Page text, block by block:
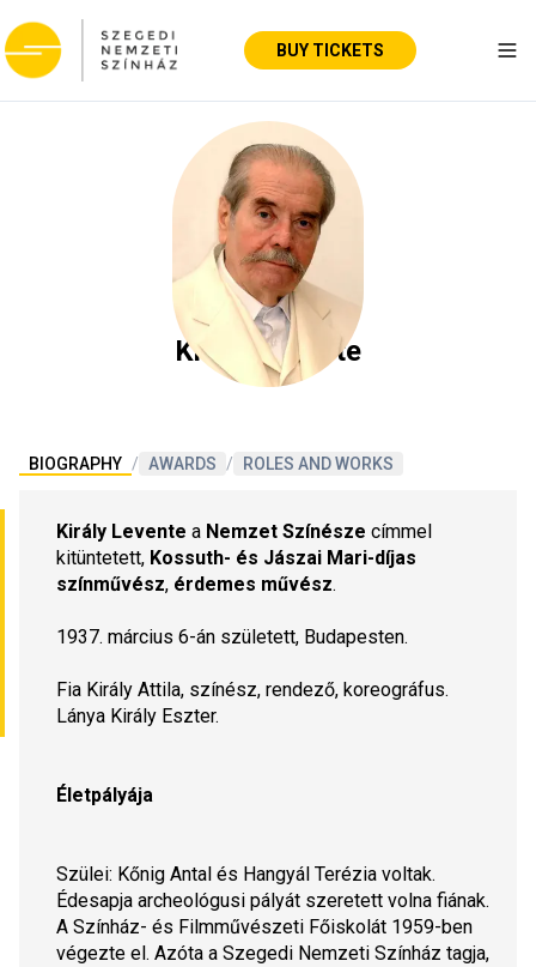
BUY TICKETS
Király Levente
BIOGRAPHY / AWARDS / ROLES AND WORKS
Király Levente a Nemzet Színésze címmel
kitüntetett, Kossuth- és Jászai Mari-díjas
színművész, érdemes művész.
1937. március 6-án született, Budapesten.
Fia Király Attila, színész, rendező, koreográfus.
Lánya Király Eszter.
Életpályája
Szülei: Kőnig Antal és Hangyál Terézia voltak.
Édesapja archeológusi pályát szeretett volna fiának.
A Színház- és Filmművészeti Főiskolát 1959-ben
végezte el. Azóta a Szegedi Nemzeti Színház tagja,